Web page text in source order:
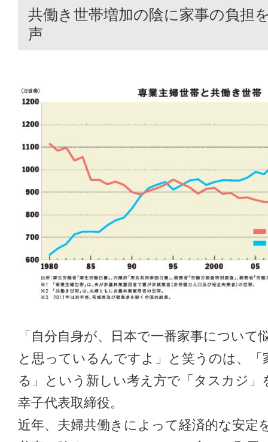
共働き世帯増加の陰に家事の負担
声
「自分自身が、日本で一番家事について
と思っているんですよ」と笑うのは、「
る」という新しい考え方で「タスカジ」
幸子代表取締役。
近年、夫婦共働きによって経済的な安定